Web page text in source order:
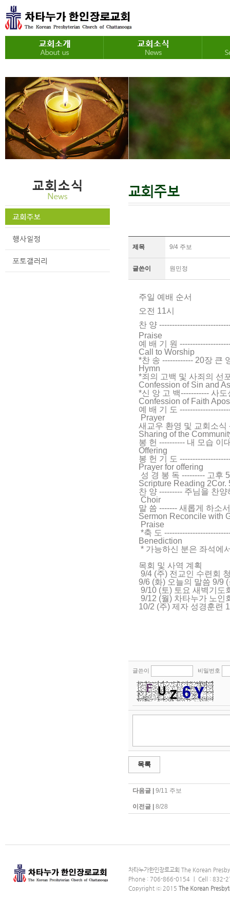
제목 9/4 주보
글쓴이 원민정
주일 예배 순서
오전 11시
찬 양
Praise
예 배 기 원
Call to Worship
*찬 송 ------------ 20장 큰
Hymn
*죄의 고백 및 사죄의 선
Confession of Sin and
*신 앙 고 백----------- 사
Confession of Faith
예 배 기 도
Prayer
새교우 환영 및 교회소식
Sharing of the
봉 헌 ---------- 내 모습 이
Offering
봉 헌 기 도
Prayer for offering
성 경 봉 독 --------- 고후
Scripture Reading 2Cor.
찬 양 --------- 주님을 찬
Choir
말 씀 ------- 새롭게 하소
Sermon Reconcile with
Praise
*축 도
Benediction
* 가능하신 분은 좌석에
목회 및 사역 계획
9/4 (주) 전교인 수련회
9/6 (화) 오늘의 말씀 9/9
9/10 (토) 토요 새벽기도
9/12 (월) 차타누가 노인
10/2 (주) 제자 성경훈련
글쓴이 비밀번호
목록
다음글 | 9/11 주보
이전글 | 8/28
차타누가한인장로교회 The Korean
Phone : 706-866-0154 ｜ Cell : 832-
Copyright ⓒ 2015 The Korean